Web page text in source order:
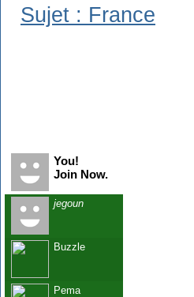
Sujet : France
You!
Join Now.
jegoun
Buzzle
Pema